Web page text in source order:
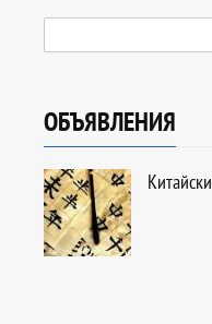
ОБЪЯВЛЕНИЯ